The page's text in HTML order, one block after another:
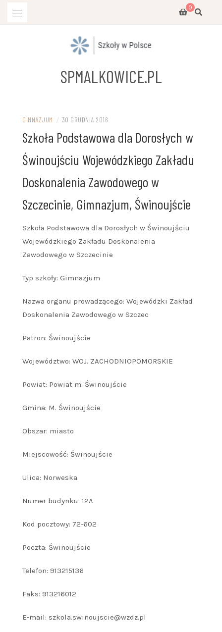
0
SPMALKOWICE.PL
GIMNAZJUM / 30 GRUDNIA 2016
Szkoła Podstawowa dla Dorosłych w
Świnoujściu Wojewódzkiego Zakładu
Doskonalenia Zawodowego w
Szczecinie, Gimnazjum, Świnoujście
Szkoła Podstawowa dla Dorosłych w Świnoujściu
Wojewódzkiego Zakładu Doskonalenia
Zawodowego w Szczecinie
Typ szkoły: Gimnazjum
Nazwa organu prowadzącego: Wojewódzki Zakład
Doskonalenia Zawodowego w Szczec
Patron: Świnoujście
Województwo: WOJ. ZACHODNIOPOMORSKIE
Powiat: Powiat m. Świnoujście
Gmina: M. Świnoujście
Obszar: miasto
Miejscowość: Świnoujście
Ulica: Norweska
Numer budynku: 12A
Kod pocztowy: 72-602
Poczta: Świnoujście
Telefon: 913215136
Faks: 913216012
E-mail: szkola.swinoujscie@wzdz.pl